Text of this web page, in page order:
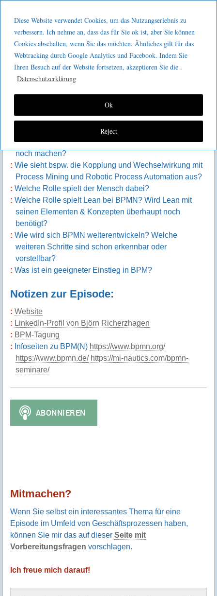
Diese Website verwendet Cookies, um das Nutzungserlebnis zu
verbessern. Ich nehme an, dass das für Sie ok ist, aber Sie können
Cookies abschalten, wenn Sie das möchten. Ähnliches gilt für das
Webtracking durch Google Analytics und Facebook. Indem Sie
Ihren Besuch auf der Website fortsetzen, akzeptieren Sie die .
Datenschutzerklärung
Reject
Ok
GeeMco :
Götz Müller
Consulting
Kaizen 2 go 286 : BPM und Lean
Was ist BPMN überhaupt? Wie ist es entstanden?
Warum 2.0?
Welche Vorteile haben Standards in diesem Kontext?
Was lässt sich mit BPMN über die Visualisierung hinaus
noch machen?
Wie sieht bspw. die Kopplung und Wechselwirkung mit
Process Mining und Robotic Process Automation aus?
Welche Rolle spielt der Mensch dabei?
Welche Rolle spielt Lean bei BPMN? Wird Lean mit
seinen Elementen & Konzepten überhaupt noch
benötigt?
Wie wird sich BPMN weiterentwickeln? Welche
weiteren Schritte sind schon erkennbar oder
vorstellbar?
Was ist ein geeigneter Einstieg in BPM?
Notizen zur Episode:
Website
LinkedIn-Profil von Björn Richerzhagen
BPM-Tagung
Infoseiten zu BPM(N) https://www.bpmn.org/
https://www.bpmn.de/ https://mi-nautics.com/bpmn-
seminare/
Mitmachen?
Wenn Sie selbst ein interessantes Thema für eine
Episode im Umfeld von Geschäftsprozessen haben,
können Sie mir das auf dieser Seite mit
Vorbereitungsfragen vorschlagen.
Ich freue mich darauf!